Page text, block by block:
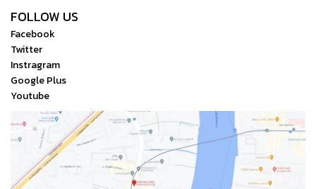
FOLLOW US
Facebook
Twitter
Instragram
Google Plus
Youtube